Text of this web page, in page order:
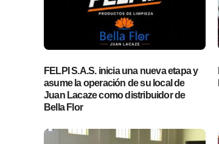
FELPI S.A.S. inicia una nueva etapa y
asume la operación de su local de
Juan Lacaze como distribuidor de
Bella Flor